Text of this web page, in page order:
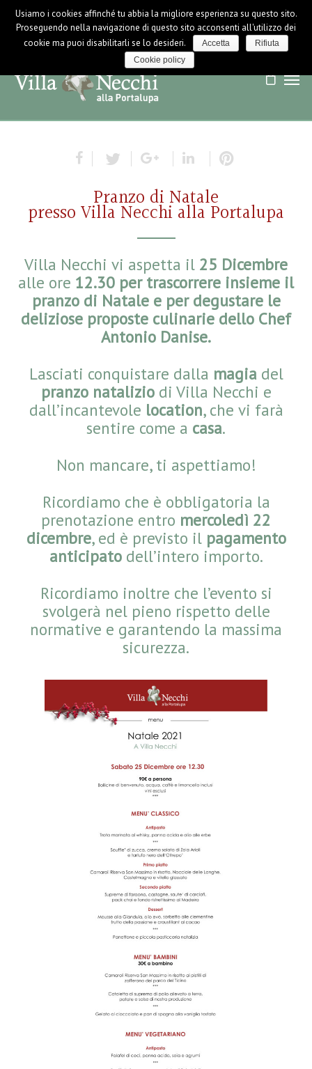
LOGIN / LOGOUT NEWS
Pranzo di Natale
presso Villa Necchi alla Portalupa
Villa Necchi vi aspetta il 25 Dicembre
alle ore 12.30 per trascorrere insieme il
pranzo di Natale e per degustare le
deliziose proposte culinarie dello Chef
Antonio Danise.
Lasciati conquistare dalla magia del
pranzo nataliziodi Villa Necchi e
dall’incantevole location, che vi farà
sentire come a casa.
Non mancare, ti aspettiamo!
Ricordiamo che è obbligatoria la
prenotazione entro mercoledì 22
dicembre, ed è previsto il pagamento
anticipatodell’intero importo.
Ricordiamo inoltre che l’evento si
svolgerà nel pieno rispetto delle
normative e garantendo la massima
sicurezza.
Usiamo i cookies affinché tu abbia la migliore esperienza su questo sito.
Proseguendo nella navigazione di questo sito acconsenti all'utilizzo dei
cookie ma puoi disabilitarli se lo desideri.
Accetta
Rifiuta
Cookie policy